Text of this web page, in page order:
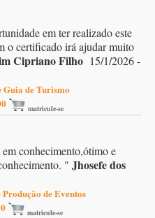
em ter realizado este
o certificado irá ajudar muito
Cipriano Filho 15/1/2026 -
Guia de Turismo
matricule-se
conhecimento,ótimo e
" Jhosefe dos
Produção de Eventos
matricule-se